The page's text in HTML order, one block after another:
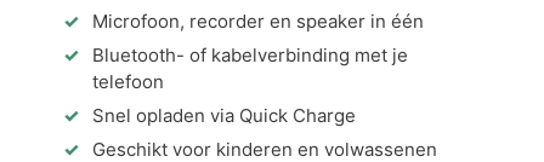
Microfoon, recorder en speaker in één
Bluetooth- of kabelverbinding met je
telefoon
Snel opladen via Quick Charge
Geschikt voor kinderen en volwassenen